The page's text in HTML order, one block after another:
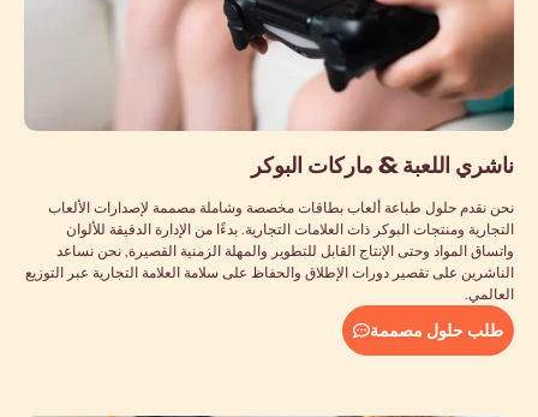
ناشري اللعبة & ماركات البوكر
نحن نقدم حلول طباعة ألعاب بطاقات مخصصة وشاملة مصممة لإصدارات الألعاب
التجارية ومنتجات البوكر ذات العلامات التجارية. بدءًا من الإدارة الدقيقة للألوان
واتساق المواد وحتى الإنتاج القابل للتطوير والمهلة الزمنية القصيرة, نحن نساعد
الناشرين على تقصير دورات الإطلاق والحفاظ على سلامة العلامة التجارية عبر التوزيع
العالمي.
طلب حلول مصممة